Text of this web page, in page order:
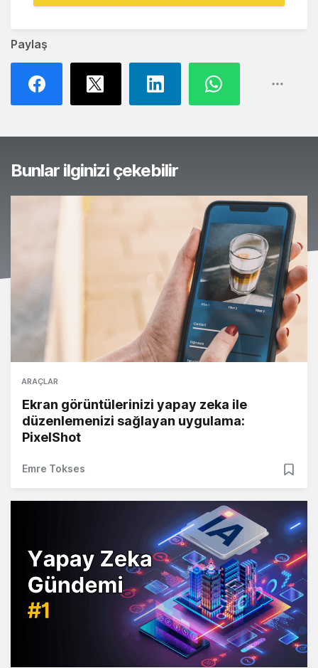
Paylaş
Bunlar ilginizi çekebilir
ARAÇLAR
Ekran görüntülerinizi yapay zeka ile
düzenlemenizi sağlayan uygulama:
PixelShot
Emre Tokses